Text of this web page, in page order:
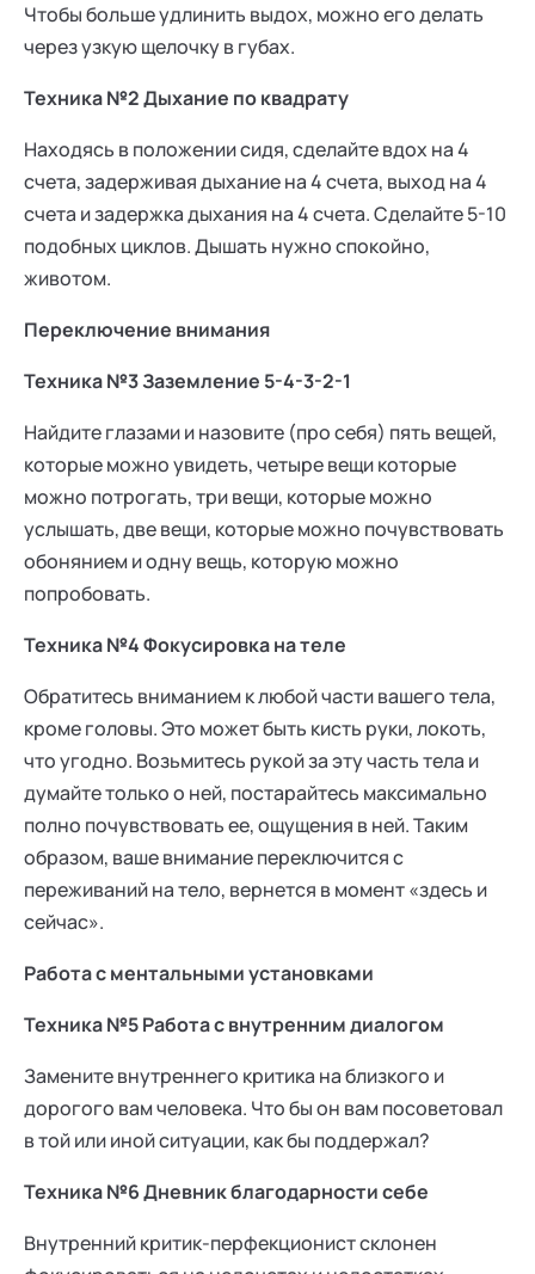
Чтобы больше удлинить выдох, можно его делать
через узкую щелочку в губах.
Техника №2 Дыхание по квадрату
Находясь в положении сидя, сделайте вдох на 4
счета, задерживая дыхание на 4 счета, выход на 4
счета и задержка дыхания на 4 счета. Сделайте 5-10
подобных циклов. Дышать нужно спокойно,
животом.
Переключение внимания
Техника №3 Заземление 5-4-3-2-1
Найдите глазами и назовите (про себя) пять вещей,
которые можно увидеть, четыре вещи которые
можно потрогать, три вещи, которые можно
услышать, две вещи, которые можно почувствовать
обонянием и одну вещь, которую можно
попробовать.
Техника №4 Фокусировка на теле
Обратитесь вниманием к любой части вашего тела,
кроме головы. Это может быть кисть руки, локоть,
что угодно. Возьмитесь рукой за эту часть тела и
думайте только о ней, постарайтесь максимально
полно почувствовать ее, ощущения в ней. Таким
образом, ваше внимание переключится с
переживаний на тело, вернется в момент «здесь и
сейчас».
Работа с ментальными установками
Техника №5 Работа с внутренним диалогом
Замените внутреннего критика на близкого и
дорогого вам человека. Что бы он вам посоветовал
в той или иной ситуации, как бы поддержал?
Техника №6 Дневник благодарности себе
Внутренний критик-перфекционист склонен